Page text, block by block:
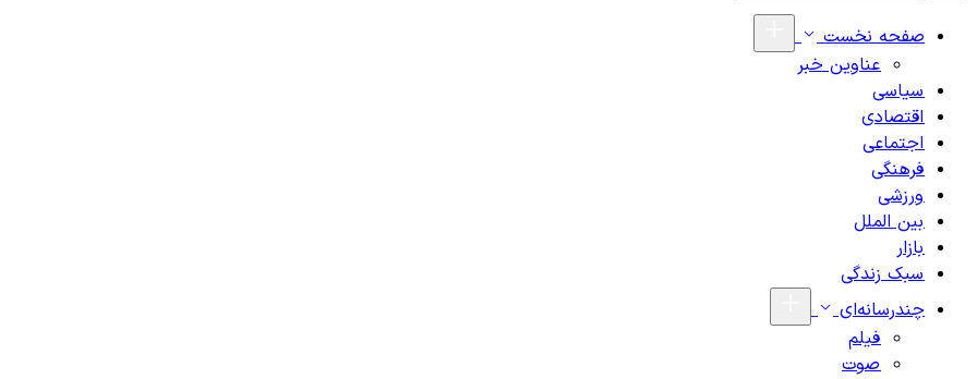
صفحه نخست
عناوین خبر
سیاسی
اقتصادی
اجتماعی
فرهنگی
ورزشی
بین الملل
بازار
سبک زندگی
چندرسانه‌ای
فیلم
صوت